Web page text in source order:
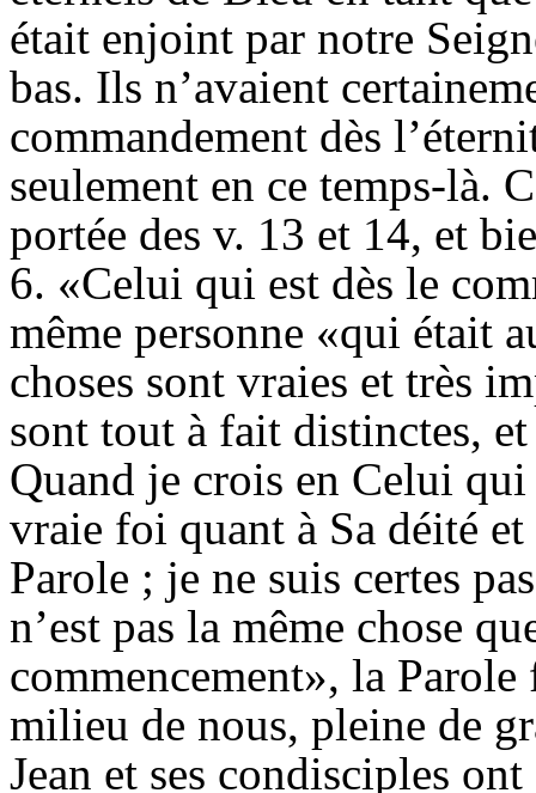
était enjoint par notre
bas. Ils n’avaient
commandement dès
seulement en ce temps-là.
portée des v. 13 et 14, et
6. «Celui qui est dès le
même personne «qui était
choses sont vraies et très
sont tout à fait distinctes,
Quand je crois en Celui qui
vraie foi quant à Sa déité
Parole ; je ne suis certes
n’est pas la même chose
commencement», la
milieu de nous, pleine de
Jean et ses condisciples